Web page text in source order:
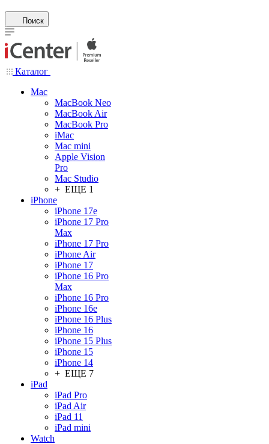
Поиск
Каталог
Mac
MacBook Neo
MacBook Air
MacBook Pro
iMac
Mac mini
Apple Vision
Pro
Mac Studio
+ ЕЩЕ 1
iPhone
iPhone 17e
iPhone 17 Pro
Max
iPhone 17 Pro
iPhone Air
iPhone 17
iPhone 16 Pro
Max
iPhone 16 Pro
iPhone 16e
iPhone 16 Plus
iPhone 16
iPhone 15 Plus
iPhone 15
iPhone 14
+ ЕЩЕ 7
iPad
iPad Pro
iPad Air
iPad 11
iPad mini
Watch